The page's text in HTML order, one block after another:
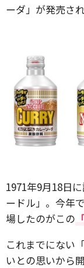
ーダ」が発売さ
1971年9月18日
ードル」。今年
場したのがこの
これまでにない
いとの思いから